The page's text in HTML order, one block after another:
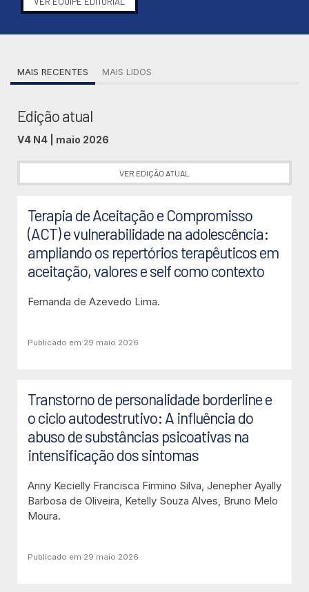
MAIS RECENTES MAIS LIDOS
Edição atual
V4 N4 | maio 2026
VER EDIÇÃO ATUAL
Terapia de Aceitação e Compromisso
(ACT) e vulnerabilidade na adolescência:
ampliando os repertórios terapêuticos em
aceitação, valores e self como contexto
Fernanda de Azevedo Lima.
Publicado em 29 maio 2026
Transtorno de personalidade borderline e
o ciclo autodestrutivo: A influência do
abuso de substâncias psicoativas na
intensificação dos sintomas
Anny Kecielly Francisca Firmino Silva, Jenepher Ayally
Barbosa de Oliveira, Ketelly Souza Alves, Bruno Melo
Moura.
Publicado em 29 maio 2026